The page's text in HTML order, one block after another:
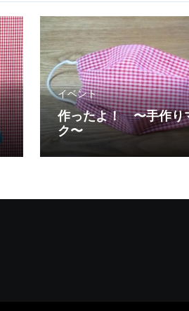
イベント
作ったよ！ 〜手作り
ク〜